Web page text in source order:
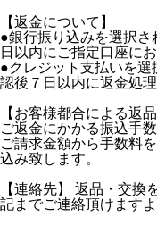
【返金について】
●銀行振り込みを選択さ
日以内にご指定口座に
●クレジット支払いを
認後７日以内に返金処理
【お客様都合による返
ご返金にかかる振込手
ご請求金額から手数料
込み致します。
【連絡先】 返品・交
記までご連絡頂けます